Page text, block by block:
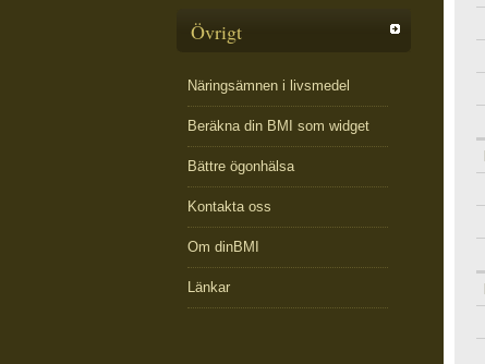
Övrigt
Näringsämnen i livsmedel
Beräkna din BMI som widget
Bättre ögonhälsa
Kontakta oss
Om dinBMI
Länkar